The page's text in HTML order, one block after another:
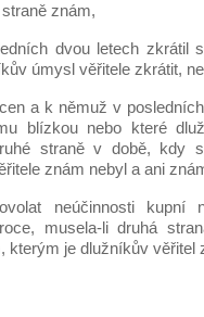
znám,
dvou letech zkrátil
úmysl věřitele zkrátit,
a k němuž v
blízkou nebo které
straně v době, kdy
znám nebyl a ani
neúčinnosti kupní
musela-li druhá
kterým je dlužníkův věřitel